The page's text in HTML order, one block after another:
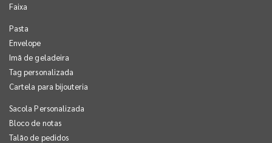
Faixa
Pasta
Envelope
Imã de geladeira
Tag personalizada
Cartela para bijouteria
Sacola Personalizada
Bloco de notas
Talão de pedidos